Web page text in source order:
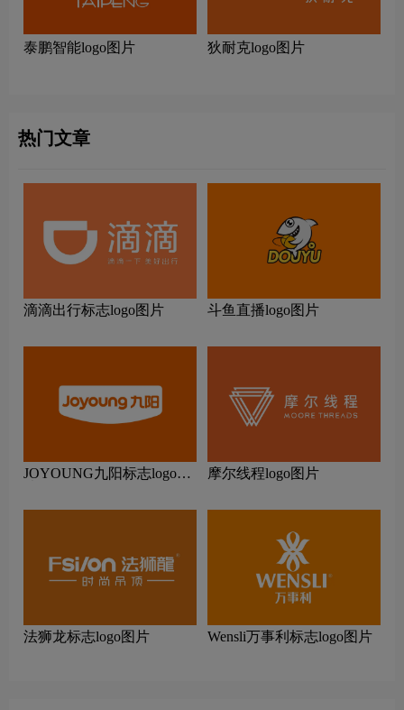
泰鹏智能logo图片 狄耐克logo图片
热门文章
滴滴出行标志logo图片 斗鱼直播logo图片
JOYOUNG九阳标志logo图
摩尔线程logo图片
法狮龙标志logo图片 Wensli万事利标志logo图片